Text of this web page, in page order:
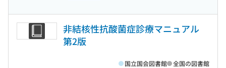
非結核性抗酸菌症診療マニュアル
第2版
国立国会図書館 全国の図書館